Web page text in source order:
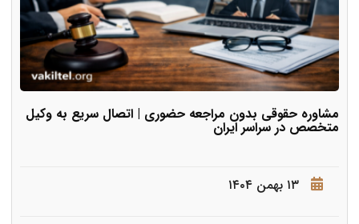
مشاوره حقوقی بدون مراجعه حضوری | اتصال سریع به وکیل
متخصص در سراسر ایران
۱۳ بهمن ۱۴۰۴